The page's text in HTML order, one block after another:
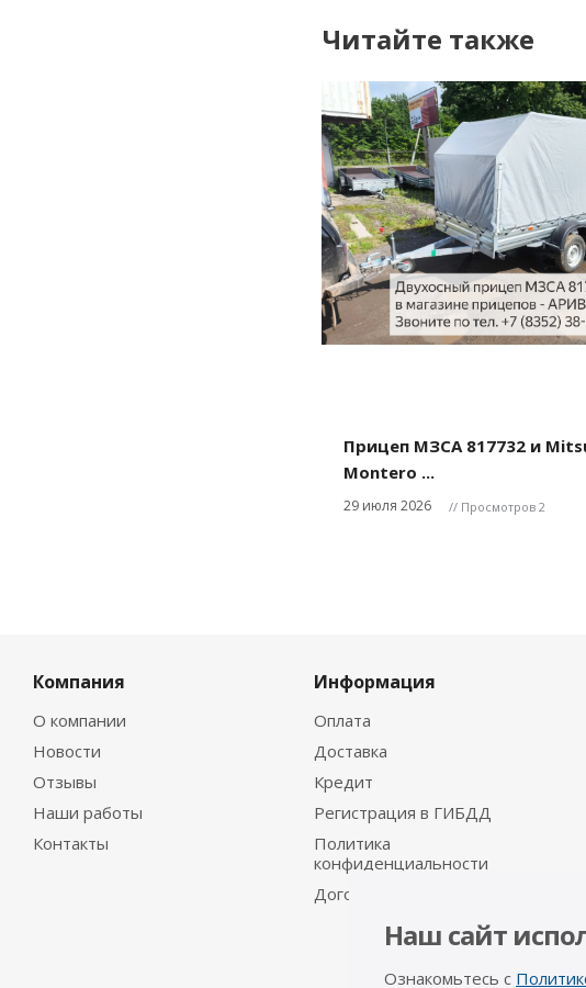
Читайте также
Прицеп МЗСА 817732 и
Montero ...
29 июля 2026 // Просмотров 2
Компания
О компании
Новости
Отзывы
Наши работы
Контакты
Информация
Оплата
Доставка
Кредит
Регистрация в ГИБДД
Политика
конфиденциальности
Договор-оферта
Наш сайт
Ознакомьтесь с